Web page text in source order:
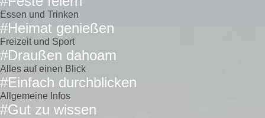
Essen und Trinken
#Heimat genießen
Freizeit und Sport
#Draußen dahoam
Alles auf einen Blick
#Einfach durchblicken
Allgemeine Infos
#Gut zu wissen